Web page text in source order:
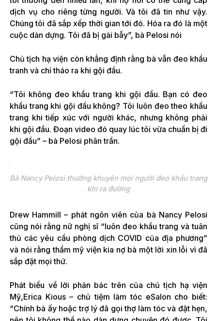
dịch vụ cho riêng từng người. Và tôi đã tin như vậy.
Chúng tôi đã sắp xếp thời gian tới đó. Hóa ra đó là một
cuộc dàn dựng. Tôi đã bị gài bẫy”, bà Pelosi nói
Chủ tịch hạ viện còn khẳng định rằng bà vẫn đeo khẩu
tranh và chỉ tháo ra khi gội đầu.
“Tôi không đeo khẩu trang khi gội đầu. Bạn có đeo
khẩu trang khi gội đầu không? Tôi luôn đeo theo khẩu
trang khi tiếp xúc với người khác, nhưng không phải
khi gội đầu. Đoạn video đó quay lúc tôi vừa chuẩn bị đi
gội đầu” – bà Pelosi phân trần.
Bà Nancy Pelosi thường khuyên mọi người đeo khẩu trang
khi ra đường
Drew Hammill – phát ngôn viên của bà Nancy Pelosi
cũng nói rằng nữ nghị sĩ “luôn đeo khẩu trang và tuân
thủ các yêu cầu phòng dịch COVID của địa phương”
và nói rằng thẩm mỹ viện kia nợ bà một lời xin lỗi vì đã
sắp đặt mọi thứ.
Phát biểu về lời phản bác trên của chủ tịch hạ viện
Mỹ,Erica Kious – chủ tiệm làm tóc eSalon cho biết:
“Chính bà ấy hoặc trợ lý đã gọi thợ làm tóc và đặt hẹn,